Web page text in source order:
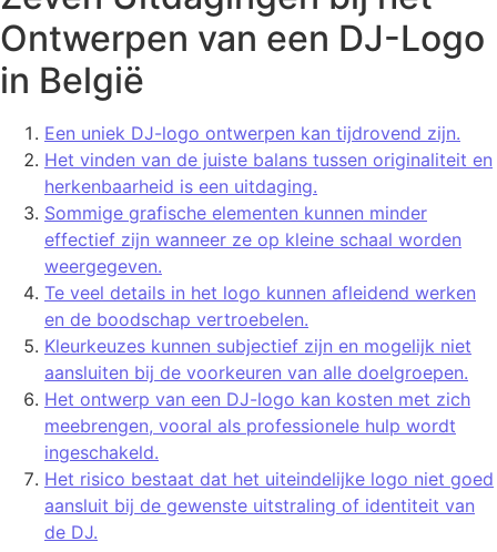
Ontwerpen van een DJ-Logo
in België
Een uniek DJ-logo ontwerpen kan tijdrovend zijn.
Het vinden van de juiste balans tussen originaliteit en
herkenbaarheid is een uitdaging.
Sommige grafische elementen kunnen minder
effectief zijn wanneer ze op kleine schaal worden
weergegeven.
Te veel details in het logo kunnen afleidend werken
en de boodschap vertroebelen.
Kleurkeuzes kunnen subjectief zijn en mogelijk niet
aansluiten bij de voorkeuren van alle doelgroepen.
Het ontwerp van een DJ-logo kan kosten met zich
meebrengen, vooral als professionele hulp wordt
ingeschakeld.
Het risico bestaat dat het uiteindelijke logo niet goed
aansluit bij de gewenste uitstraling of identiteit van
de DJ.